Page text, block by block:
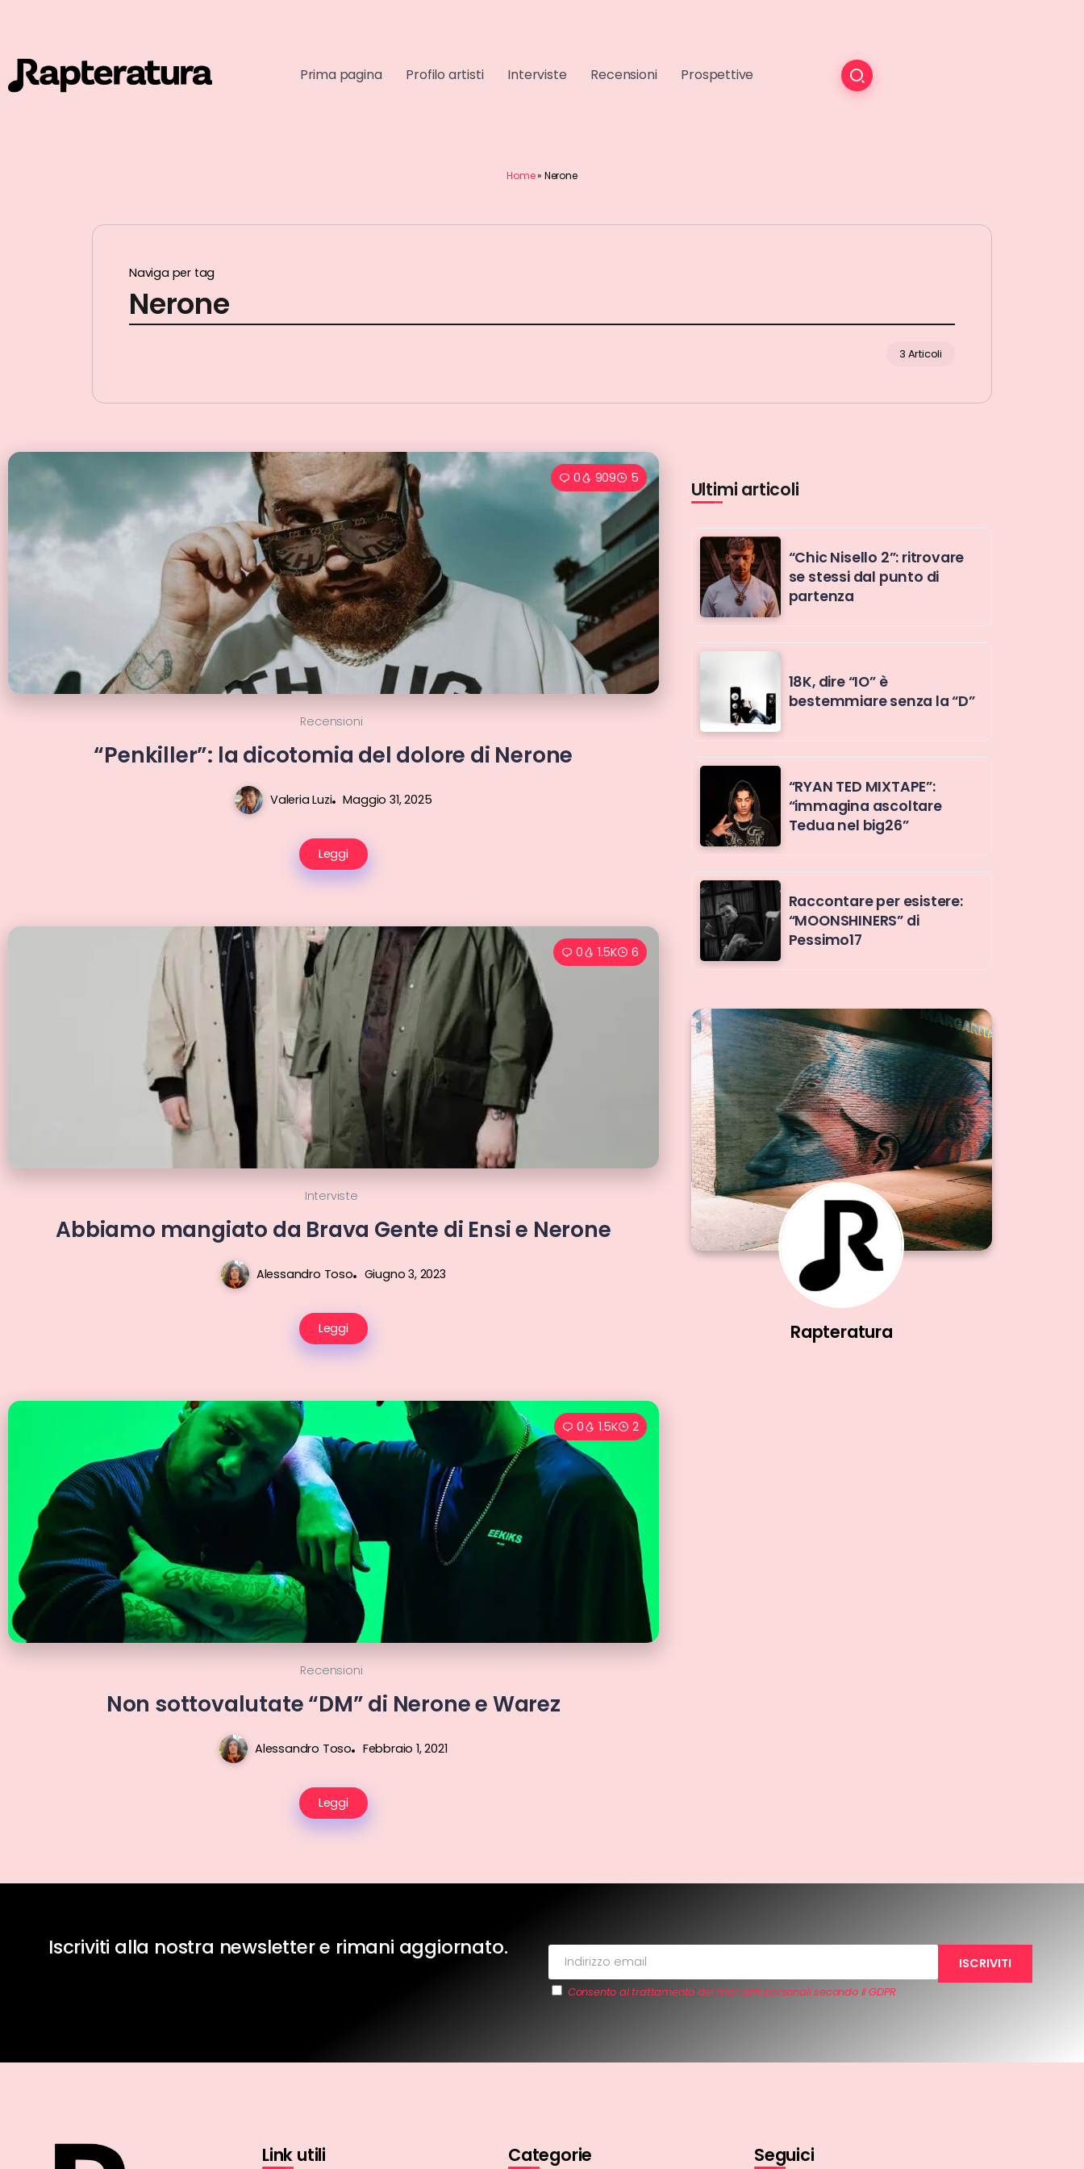
Prima pagina Profilo artisti Interviste Recensioni Prospettive
Home» Nerone
Naviga per tag
Nerone
3 Articoli
0 909 5
Recensioni
“Penkiller”: la dicotomia del dolore di Nerone
Valeria Luzi Maggio 31, 2025
Leggi
0 1.5K 6
Interviste
Abbiamo mangiato da Brava Gente di Ensi e Nerone
Alessandro Toso Giugno 3, 2023
Leggi
0 1.5K 2
Recensioni
Non sottovalutate “DM” di Nerone e Warez
Alessandro Toso Febbraio 1, 2021
Leggi
Ultimi articoli
“Chic Nisello 2”: ritrovare
se stessi dal punto di
partenza
18K, dire “IO” è
bestemmiare senza la “D”
“RYAN TED MIXTAPE”:
“immagina ascoltare
Tedua nel big26”
Raccontare per esistere:
“MOONSHINERS” di
Pessimo17
Rapteratura
Iscriviti alla nostra newsletter e rimani aggiornato.
Consento al trattamento dei miei dati personali secondo il GDPR
Link utili Categorie Seguici